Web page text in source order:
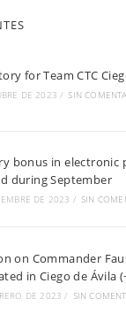
for Team CTC
DE 2023 / SIN
bonus in electronic
during September
DE 2023 / SIN
on Commander
in Ciego de Ávila
DE 2023 / SIN